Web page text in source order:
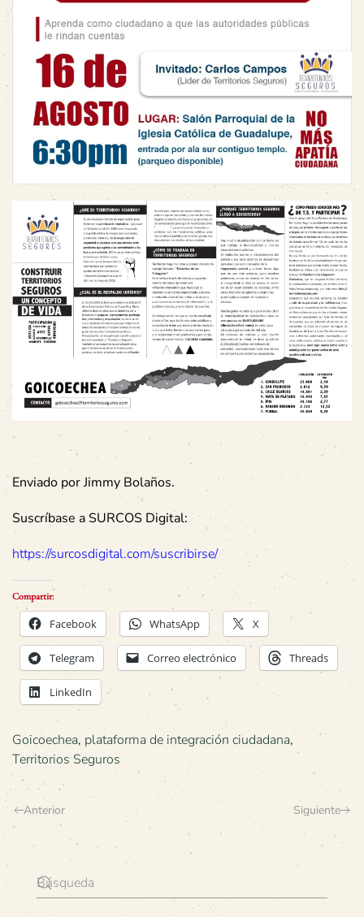
Enviado por Jimmy Bolaños.
Suscríbase a SURCOS Digital:
https://surcosdigital.com/suscribirse/
Compartir:
Facebook WhatsApp X
Telegram Correo electrónico Threads
LinkedIn
Goicoechea, plataforma de integración ciudadana,
Territorios Seguros
Anterior Siguiente